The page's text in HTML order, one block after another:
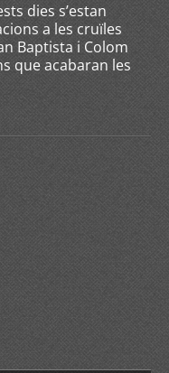
dies s’estan
a les cruïles
Baptista i Colom
que acabaran les